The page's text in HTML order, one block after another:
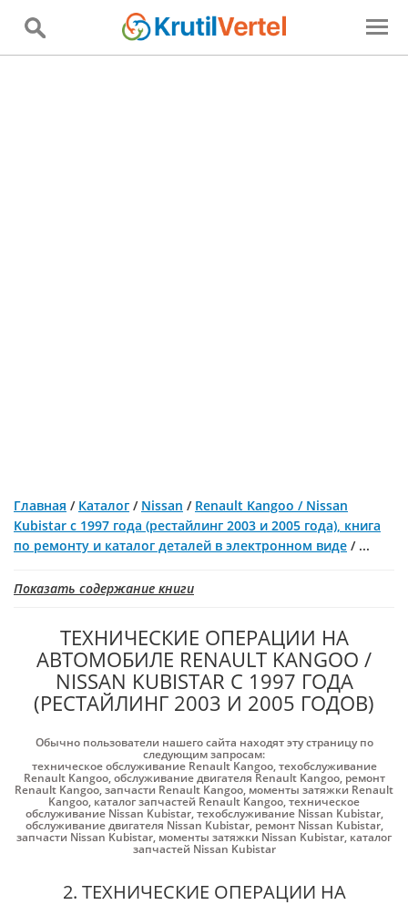
Главная / Каталог / Nissan / Renault Kangoo / Nissan
Kubistar с 1997 года (рестайлинг 2003 и 2005 года), книга
по ремонту и каталог деталей в электронном виде / ...
Показать содержание книги
ТЕХНИЧЕСКИЕ ОПЕРАЦИИ НА
АВТОМОБИЛЕ RENAULT KANGOO /
NISSAN KUBISTAR С 1997 ГОДА
(РЕСТАЙЛИНГ 2003 И 2005 ГОДОВ)
Обычно пользователи нашего сайта находят эту страницу по
следующим запросам:
техническое обслуживание Renault Kangoo,техобслуживание
Renault Kangoo,обслуживание двигателя Renault Kangoo, ремонт
Renault Kangoo,запчасти Renault Kangoo, моменты затяжки Renault
Kangoo, каталог запчастей Renault Kangoo,техническое
обслуживание Nissan Kubistar,техобслуживание Nissan Kubistar,
обслуживание двигателя Nissan Kubistar, ремонт Nissan Kubistar,
запчасти Nissan Kubistar, моменты затяжки Nissan Kubistar, каталог
запчастей Nissan Kubistar
2. ТЕХНИЧЕСКИЕ ОПЕРАЦИИ НА